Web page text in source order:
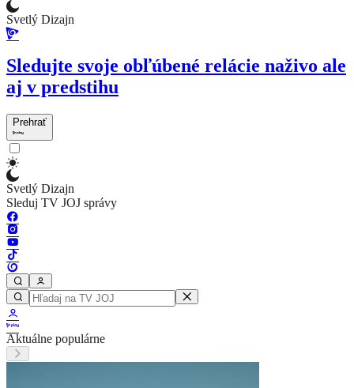
Svetlý Dizajn
Sledujte svoje obľúbené relácie naživo ale
aj v predstihu
Prehrať
Svetlý Dizajn
Sleduj TV JOJ správy
Aktuálne populárne